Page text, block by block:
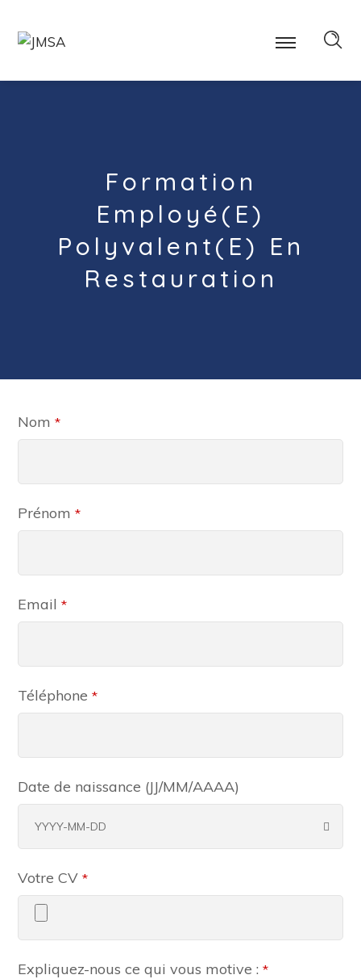
Formation
Employé(e)
Polyvalent(e) En
Restauration
Nom *
Prénom *
Email *
Téléphone *
Date de naissance (JJ/MM/AAAA)
Votre CV *
Email
Expliquez-nous ce qui vous motive : *